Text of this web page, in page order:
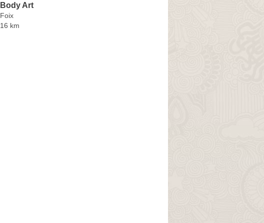
Body Art
Foix
16 km